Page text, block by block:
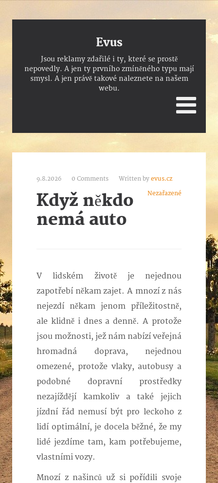
Evus
Jsou reklamy zdařilé i ty, které se prostě
nepovedly. A jen ty prvního zmíněného typu mají
smysl. A jen právě takové naleznete na našem
webu.
9.8.2026 0 Comments Written by evus.cz
Nezařazené
Když někdo
nemá auto
V lidském životě je nejednou
zapotřebí někam zajet. A mnozí z nás
nejezdí někam jenom příležitostně,
ale klidně i dnes a denně. A protože
jsou možnosti, jež nám nabízí veřejná
hromadná doprava, nejednou
omezené, protože vlaky, autobusy a
podobné dopravní prostředky
nezajíždějí kamkoliv a také jejich
jízdní řád nemusí být pro leckoho z
lidí optimální, je docela běžné, že my
lidé jezdíme tam, kam potřebujeme,
vlastními vozy.
Mnozí z našinců už si pořídili svoje